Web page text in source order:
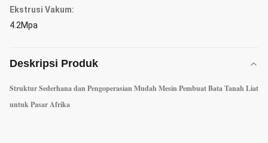
Ekstrusi Vakum:
4.2Mpa
Deskripsi Produk
Struktur Sederhana dan Pengoperasian Mudah Mesin Pembuat Bata Tanah Liat
untuk Pasar Afrika